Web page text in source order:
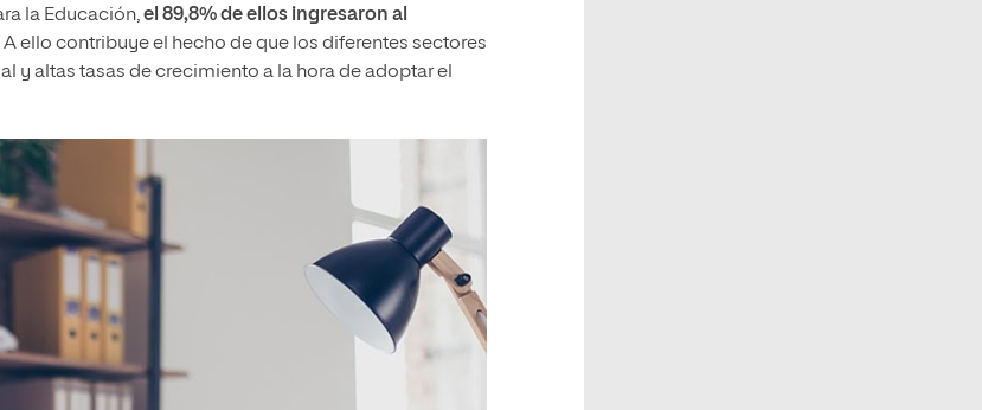
la Educación,el 89,8% de ellos ingresaron al
A ello contribuye el hecho de que los diferentes sectores
altas tasas de crecimiento a la hora de adoptar el